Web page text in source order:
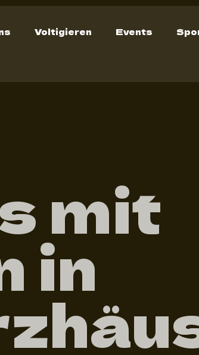
Voltigieren Events
mit
in